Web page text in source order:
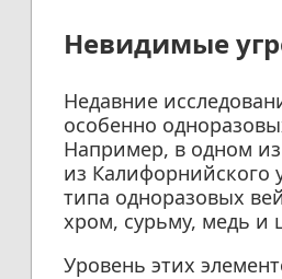
Невидимые
Недавние
особенно
Например, в одном
из Калифорнийского
типа одноразовых
хром, сурьму, медь и
Уровень этих